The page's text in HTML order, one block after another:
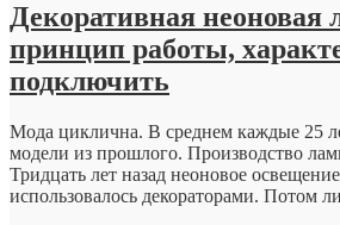
Декоративная неоновая
принцип работы,
подключить
Мода циклична. В среднем каждые 25
модели из прошлого. Производство
Тридцать лет назад неоновое
использовалось декораторами. Потом